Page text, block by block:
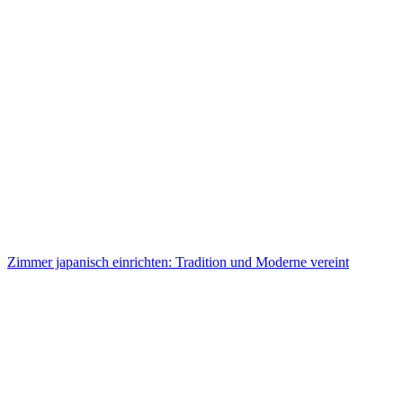
Zimmer japanisch einrichten: Tradition und Moderne vereint